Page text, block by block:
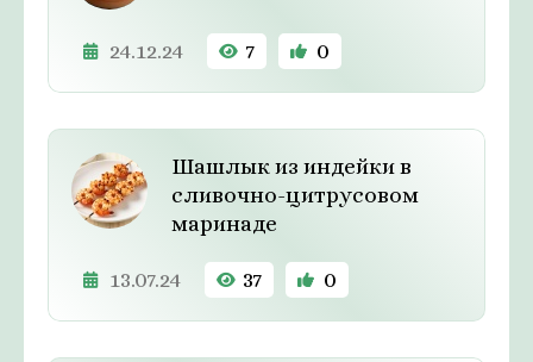
24.12.24 7 0
Шашлык из индейки в
сливочно-цитрусовом
маринаде
13.07.24 37 0